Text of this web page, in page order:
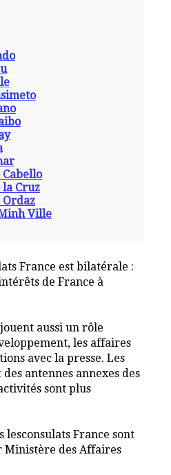
la Cruz
Ordaz
Ville
France est bilatérale :
de France à
jouent aussi un rôle
les affaires
avec la presse. Les
antennes annexes des
sont plus
lesconsulats France sont
Ministère des Affaires